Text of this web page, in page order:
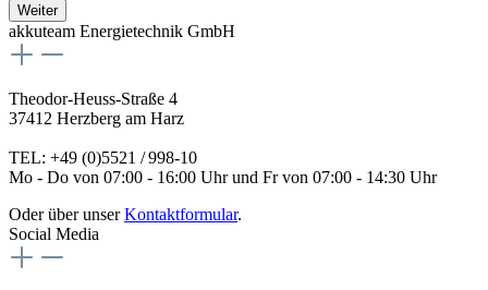
Weiter
akkuteam Energietechnik GmbH
Theodor-Heuss-Straße 4
37412 Herzberg am Harz
TEL: +49 (0)5521 / 998-10
Mo - Do von 07:00 - 16:00 Uhr und Fr von 07:00 - 14:30 Uhr
Oder über unserKontaktformular.
Social Media